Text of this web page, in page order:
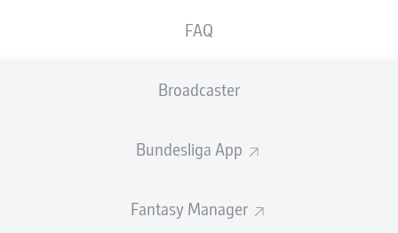
FAQ
Broadcaster
Bundesliga App
Fantasy Manager
alle Infos zum Duell Sport-Club Freiburg gegen Bayer 04